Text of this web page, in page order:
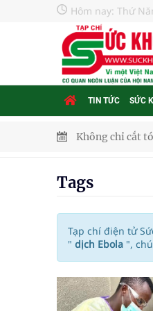
Hôm nay: Thứ
TIN TỨC SỨC
Không chỉ cắt
Ung thư thận:
Nhiều chuỗi
Tiếp tục rà
Tags
Tạp chí điện tử
" dịch Ebola ",